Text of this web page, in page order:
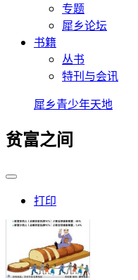
专题
犀乡论坛
书籍
丛书
特刊与会讯
犀乡青少年天地
贫富之间
打印